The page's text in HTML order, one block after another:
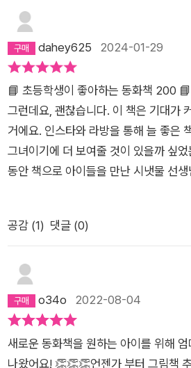
dahey625 2024-01-29
📘 초등학생이 좋아하는 동화책 200
그런데요, 괜찮습니다. 이 책은 기대가
거에요. 인스타와 라방을 통해 늘 좋은
그녀이기에 더 보여줄 것이 있을까 싶
동안 책으로 아이들을 만난 시냇물 선
년 온작품읽기를 할만한 재미있는 책
종 받는데요. 그때마다 책장 앞에 서서
없어졌습니다. 이 책을 건네면 될 것 같
록책이냐? 아닙니다.(단호) 200권이나
을 얻는 것은 물론 수서를 하거나 구입
좀 많이 어렵긴 어렵..🙄) 이 책에서 우
공감 (1) 댓글 (0)
o34o 2022-08-04
새로운 동화책을 원하는 아이를 위해
나왔어요! 👏👏👏언젠가 부터 그림책